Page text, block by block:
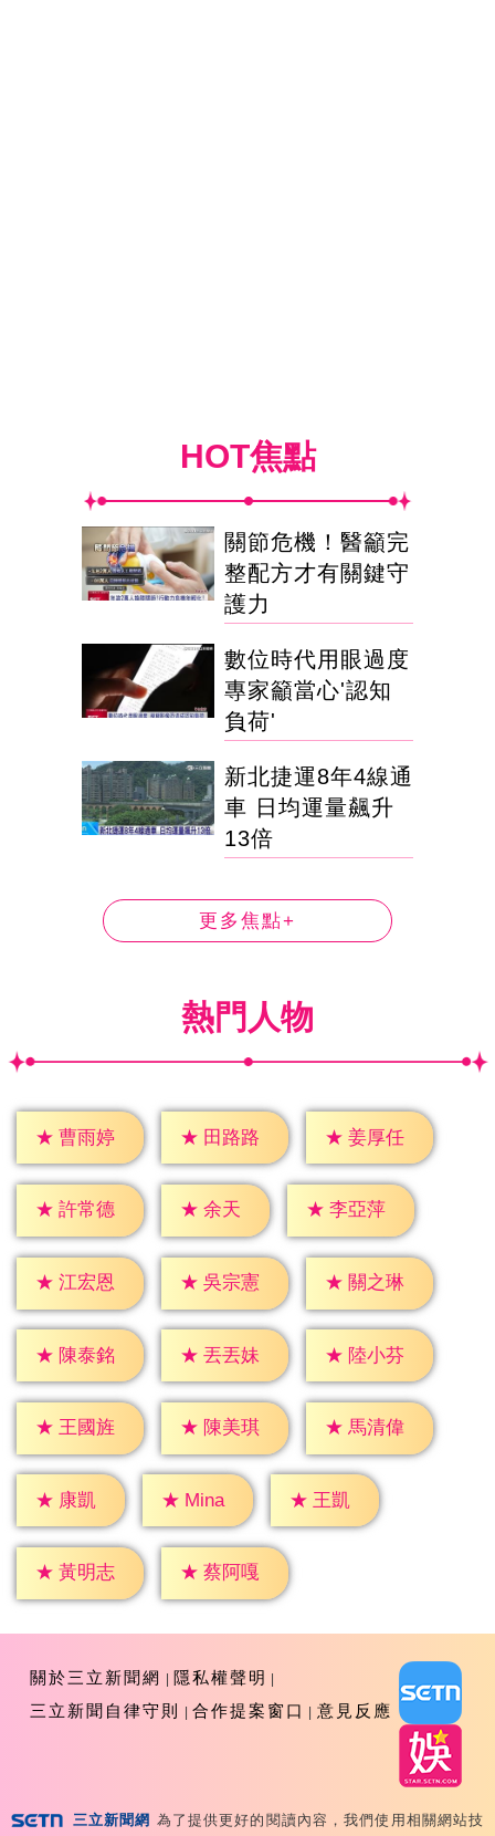
HOT焦點
關節危機！醫籲完
整配方才有關鍵守
護力
數位時代用眼過度
專家籲當心'認知
負荷'
新北捷運8年4線通
車 日均運量飆升
13倍
更多焦點+
熱門人物
★ 曹雨婷 ★ 田路路 ★ 姜厚任
★ 許常德 ★ 余天 ★ 李亞萍
★ 江宏恩 ★ 吳宗憲 ★ 關之琳
★ 陳泰銘 ★ 丟丟妹 ★ 陸小芬
★ 王國旌 ★ 陳美琪 ★ 馬清偉
★ 康凱 ★ Mina ★ 王凱
★ 黃明志 ★ 蔡阿嘎
關於三立新聞網
隱私權聲明
三立新聞自律守則
合作提案窗口 意見反應
三立新聞網 為了提供更好的閱讀內容，我們使用相關網站技